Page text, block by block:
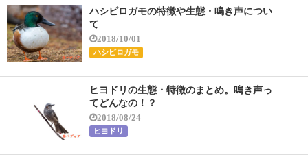
ハシビロガモの特徴や生態・鳴き声につい
て
2018/10/01
ハシビロガモ
ヒヨドリの生態・特徴のまとめ。鳴き声っ
てどんなの！？
2018/08/24
ヒヨドリ